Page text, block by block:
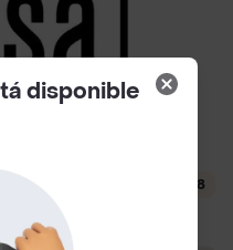
4.8
disponible